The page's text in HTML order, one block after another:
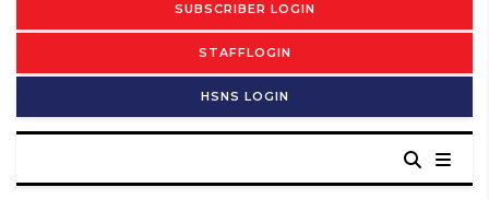
SUBSCRIBER LOGIN
STAFFLOGIN
HSNS LOGIN